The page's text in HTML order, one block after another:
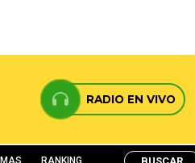
RADIO EN VIVO
RANKING